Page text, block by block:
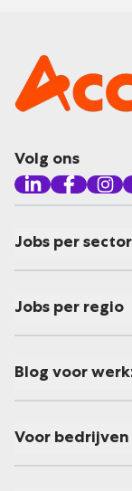
Volg ons
Jobs per sector
Jobs per regio
Blog voor
Voor bedrijven